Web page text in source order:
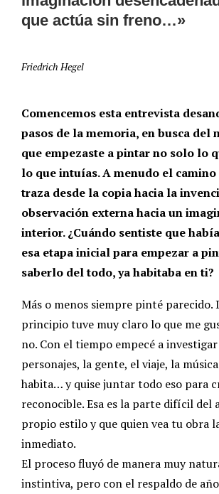
que actúa sin freno…»
Friedrich Hegel
Comencemos esta entrevista
pasos de la memoria, en busca del
que empezaste a pintar no solo lo
lo que intuías. A menudo el
traza desde la copia hacia la
observación externa hacia un
interior. ¿Cuándo sentiste que
esa etapa inicial para empezar a
saberlo del todo, ya habitaba en ti?
Más o menos siempre pinté parecido.
principio tuve muy claro lo que me
no. Con el tiempo empecé a
personajes, la gente, el viaje, la
habita… y quise juntar todo eso para
reconocible. Esa es la parte difícil
propio estilo y que quien vea tu obra
inmediato.
El proceso fluyó de manera muy
instintiva, pero con el respaldo de